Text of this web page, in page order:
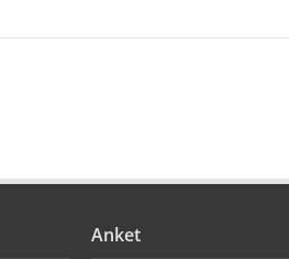
Anket